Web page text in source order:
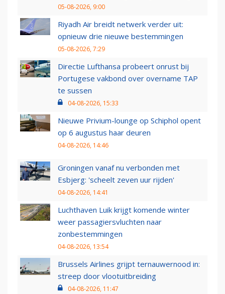
05-08-2026, 9:00
Riyadh Air breidt netwerk verder uit:
opnieuw drie nieuwe bestemmingen
05-08-2026, 7:29
Directie Lufthansa probeert onrust bij
Portugese vakbond over overname TAP
te sussen
04-08-2026, 15:33
Nieuwe Privium-lounge op Schiphol opent
op 6 augustus haar deuren
04-08-2026, 14:46
Groningen vanaf nu verbonden met
Esbjerg: 'scheelt zeven uur rijden'
04-08-2026, 14:41
Luchthaven Luik krijgt komende winter
weer passagiersvluchten naar
zonbestemmingen
04-08-2026, 13:54
Brussels Airlines grijpt ternauwernood in:
streep door vlootuitbreiding
04-08-2026, 11:47